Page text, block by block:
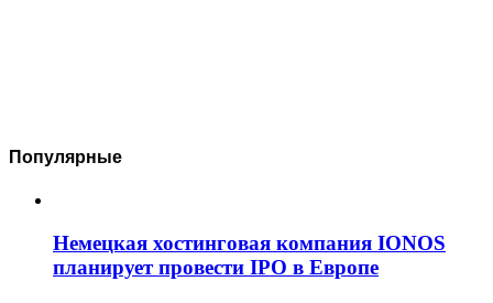
Популярные
Немецкая хостинговая компания IONOS
планирует провести IPO в Европе